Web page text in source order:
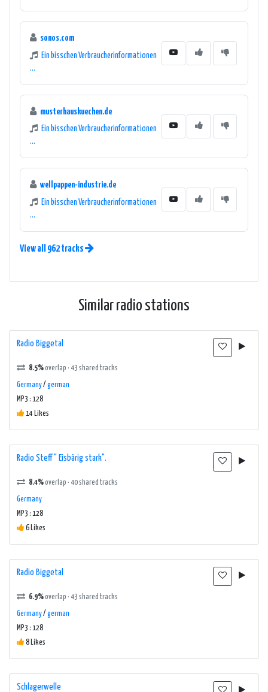
sonos.com
Ein bisschen Verbraucherinformationen
...
musterhauskuechen.de
Ein bisschen Verbraucherinformationen
...
wellpappen-industrie.de
Ein bisschen Verbraucherinformationen
...
View all 962 tracks
Similar radio stations
Radio Biggetal
8.5%overlap · 43 shared tracks
Germany/ german
MP3 : 128
14 Likes
Radio Steff " Eisbärig stark".
8.4%overlap · 40 shared tracks
Germany
MP3 : 128
6 Likes
Radio Biggetal
6.9%overlap · 43 shared tracks
Germany/ german
MP3 : 128
8 Likes
Schlagerwelle